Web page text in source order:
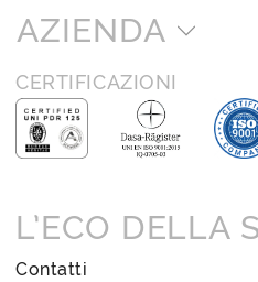
AZIENDA
CERTIFICAZIONI
L’ECO DELLA
Contatti